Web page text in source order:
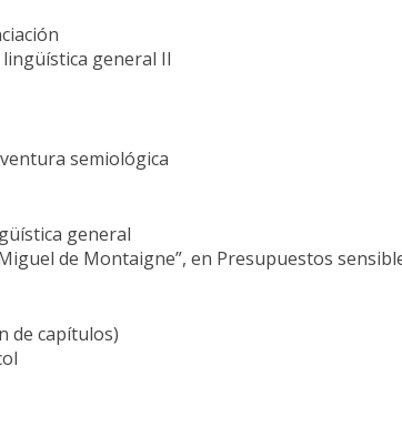
lingüística general II
semiológica
general
de Montaigne”, en Presupuestos
de capítulos)